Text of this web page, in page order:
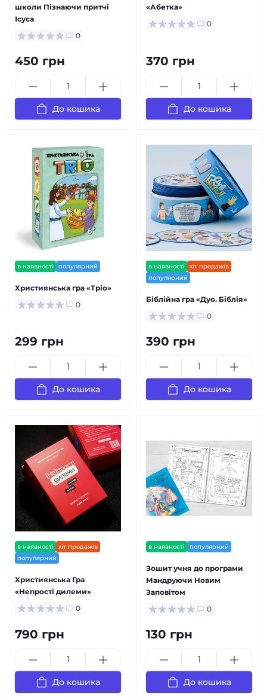
школи Пізнаючи притчі
Ісуса
0
450 грн
До кошика
«Абетка»
0
370 грн
До кошика
в наявності популярний
Християнська гра «Тріо»
0
299 грн
До кошика
в наявності
хіт продажів
популярний
Біблійна гра «Дуо. Біблія»
0
390 грн
До кошика
в наявності
хіт продажів
популярний
Християнська Гра
«Непрості дилеми»
0
790 грн
До кошика
в наявності популярний
Зошит учня до програми
Мандруючи Новим
Заповітом
0
130 грн
До кошика